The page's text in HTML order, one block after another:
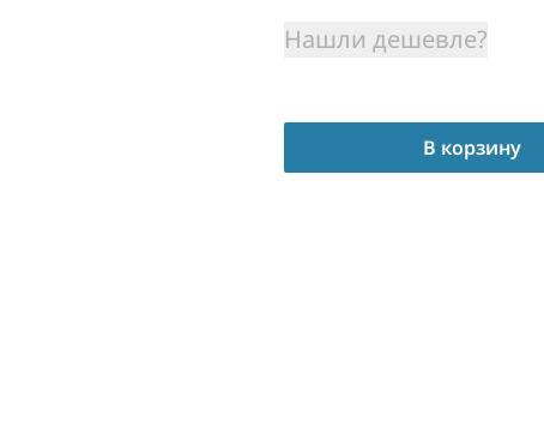
Нашли дешевле?
В корзину